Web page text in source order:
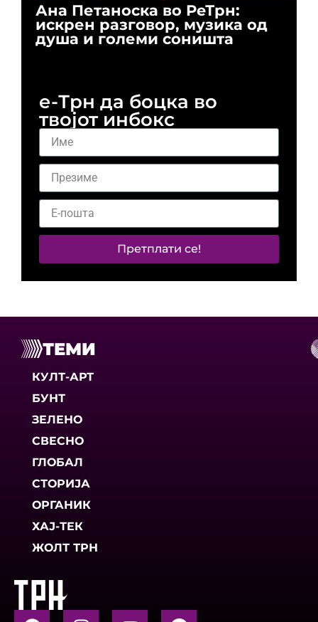
Ана Петаноска во РеТрн:
искрен разговор, музика од
душа и големи соништа
е-Трн да боцка во
твојот инбокс
Претплати се!
ТЕМИ
КУЛТ-АРТ
БУНТ
ЗЕЛЕНО
СВЕСНО
ГЛОБАЛ
СТОРИЈА
ОРГАНИК
ХАЈ-ТЕК
ЖОЛТ ТРН